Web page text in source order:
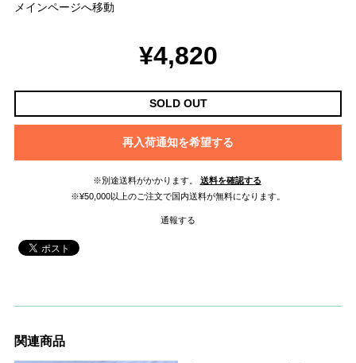
メインページへ移動
¥4,820
SOLD OUT
再入荷通知を希望する
※別途送料がかかります。
送料を確認する
※¥50,000以上のご注文で国内送料が無料になります。
通報する
関連商品